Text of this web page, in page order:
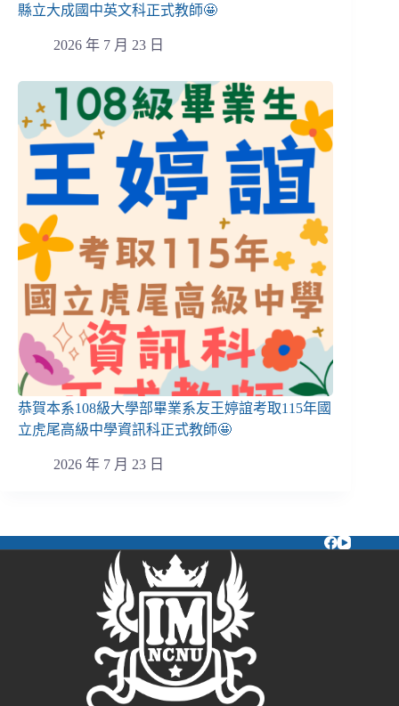
縣立大成國中英文科正式教師🤩
2026 年 7 月 23 日
恭賀本系108級大學部畢業系友王婷誼考取115年國
立虎尾高級中學資訊科正式教師🤩
2026 年 7 月 23 日